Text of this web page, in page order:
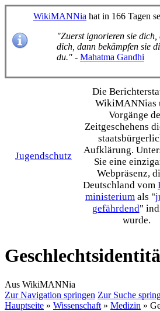
WikiMANNia hat in 166 Tagen
"Zuerst ignorieren sie
dich, dann bekämpfen sie
du." - Mahatma Gandhi
Jugendschutz
Die
WikiMANNias
Vorgänge
Zeitgeschehens
Aufklärung.
Sie eine
Webpräsenz,
Deutschland vom
ministerium als "
gefährdend"
wurde.
Aus WikiMANNia
Zur Navigation springen Zur Suche
Hauptseite » Wissenschaft » Medizin »